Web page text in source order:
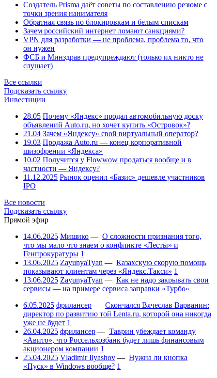
Создатель Prisma даёт советы по составлению резюме с
точки зрения нанимателя
Обратная связь по блокировкам и белым спискам
Зачем российский интернет ломают санкциями?
VPN для разработки — не проблема, проблема то, что
он нужен
ФСБ и Минздрав предупреждают (только их никто не
слушает)
Все ссылки
Подсказать ссылку
Инвестиции
28.05 Почему «Яндекс» продал автомобильную доску
объявлений Auto.ru, но хочет купить «Островок»?
21.04 Зачем «Яндексу» свой виртуальный оператор?
19.03 Продажа Auto.ru — конец корпоративной
шизофрении «Яндекса»
10.02 Получится у Flowwow продаться вообще и в
частности — Яндексу?
11.12.2025 Рынок оценил «Базис» дешевле участников
IPO
Все новости
Подсказать ссылку
Прямой эфир
14.06.2025 Мишико — О сложности признания того,
что мы мало что знаем о конфликте «Лесты» и
Генпрокуратуры 1
13.06.2025 ZayunyaTyan — Казахскую скорую помощь
показывают клиентам через «Яндекс.Такси» 1
13.06.2025 ZayunyaTyan — Как не надо закрывать свои
сервисы — на примере сервиса заправки «Турбо»
6.05.2025 фрилансер — Скончался Вячеслав Варванин:
директор по развитию той Lenta.ru, которой она никогда
уже не будет 1
26.04.2025 фрилансер — Таврин убеждает команду
«Авито», что Россельхозбанк будет лишь финансовым
акционером компании 1
25.04.2025 Vladimir Ilyashov — Нужна ли кнопка
«Пуск» в Windows вообще? 1